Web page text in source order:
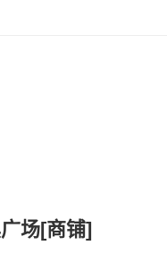
场[商铺]